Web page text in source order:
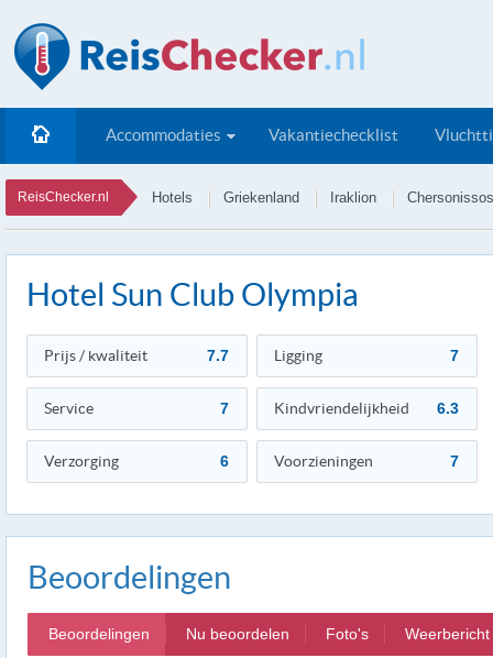
Accommodaties Vakantiechecklist
ReisChecker.nl Hotels Griekenland Iraklion Chersonissos
Hotel Sun Club Olympia
Prijs / kwaliteit 7.7 Ligging 7
Service 7 Kindvriendelijkheid 6.3
Verzorging 6 Voorzieningen 7
Beoordelingen
Beoordelingen Nu beoordelen Foto's Weerbericht